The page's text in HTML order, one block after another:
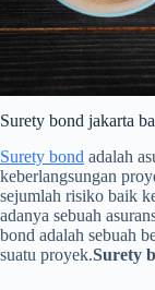
Surety bond jakarta
Surety bond adalah
keberlangsungan
sejumlah risiko baik
adanya sebuah
bond adalah sebuah
suatu proyek.Surety